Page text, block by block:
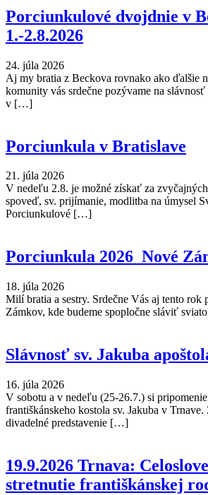
Porciunkulové dvojdnie v
1.-2.8.2026
24. júla 2026
Aj my bratia z Beckova rovnako ako ďalšie
komunity vás srdečne pozývame na
v […]
Porciunkula v Bratislave
21. júla 2026
V nedeľu 2.8. je možné získať za
spoveď, sv. prijímanie, modlitba na úmysel
Porciunkulové […]
Porciunkula 2026_Nové
18. júla 2026
Milí bratia a sestry. Srdečne Vás aj tento rok
Zámkov, kde budeme spopločne sláviť
Slávnosť sv. Jakuba
16. júla 2026
V sobotu a v nedeľu (25-26.7.) si
františkánskeho kostola sv. Jakuba v
divadelné predstavenie […]
19.9.2026 Trnava:
stretnutie františkánskej